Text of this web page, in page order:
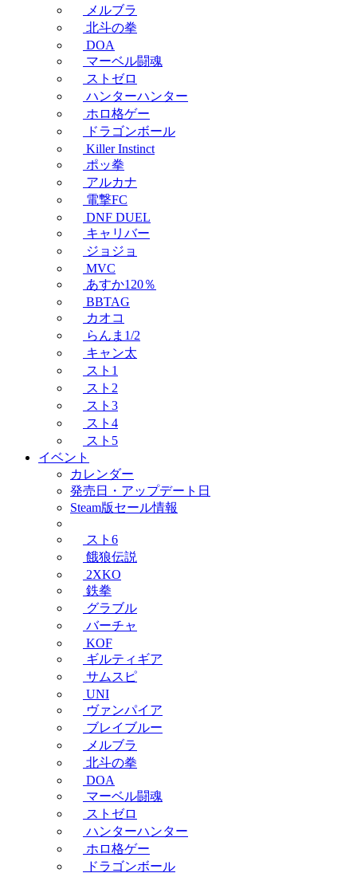
メルブラ
北斗の拳
DOA
マーベル闘魂
ストゼロ
ハンターハンター
ホロ格ゲー
ドラゴンボール
Killer Instinct
ポッ拳
アルカナ
電撃FC
DNF DUEL
キャリバー
ジョジョ
MVC
あすか120％
BBTAG
カオコ
らんま1/2
キャン太
スト1
スト2
スト3
スト4
スト5
イベント
カレンダー
発売日・アップデート日
Steam版セール情報
スト6
餓狼伝説
2XKO
鉄拳
グラブル
バーチャ
KOF
ギルティギア
サムスピ
UNI
ヴァンパイア
ブレイブルー
メルブラ
北斗の拳
DOA
マーベル闘魂
ストゼロ
ハンターハンター
ホロ格ゲー
ドラゴンボール